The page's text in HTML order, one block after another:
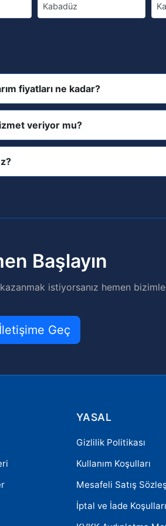
Kabadüz
fiyatları ne kadar?
veriyor mu?
Başlayın
istiyorsanız hemen
İletişime Geç
YASAL
Gizlilik Politikası
Kullanım Koşulları
Mesafeli Satış
İptal ve İade Koşulları